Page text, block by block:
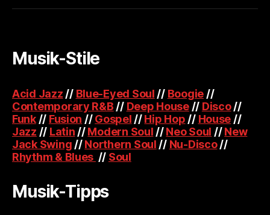
Musik-Stile
Acid Jazz // Blue-Eyed Soul // Boogie //
Contemporary R&B // Deep House// Disco//
Funk// Fusion //Gospel //Hip Hop // House //
Jazz // Latin //Modern Soul //Neo Soul //New
Jack Swing //Northern Soul // Nu-Disco//
Rhythm & Blues // Soul
Musik-Tipps